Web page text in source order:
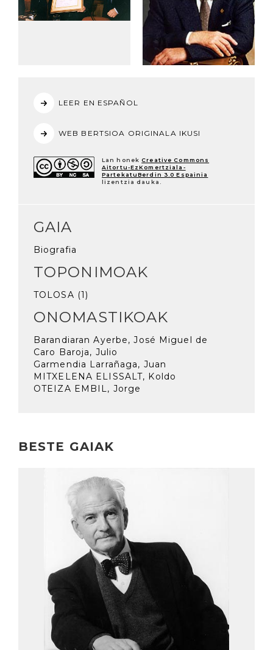
LEER EN ESPAÑOL
WEB BERTSIOA ORIGINALA IKUSI
Lan honek Creative Commons
Aitortu-EzKomertziala-
PartekatuBerdin 3.0 Espainia
lizentzia dauka.
GAIA
Biografia
TOPONIMOAK
TOLOSA (1)
ONOMASTIKOAK
Barandiaran Ayerbe, José Miguel de
Caro Baroja, Julio
Garmendia Larrañaga, Juan
MITXELENA ELISSALT, Koldo
OTEIZA EMBIL, Jorge
BESTE GAIAK